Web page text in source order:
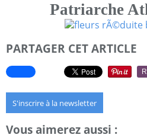
Patriarche
PARTAGER CET ARTICLE
S'inscrire à la newsletter
Vous aimerez aussi :